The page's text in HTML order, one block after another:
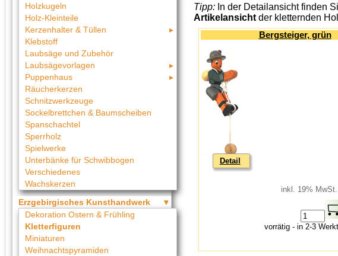
Holzkugeln
Holz-Kleinteile
Kerzenhalter & Tüllen
Klebstoff
Laubsäge und Zubehör
Laubsägevorlagen
Puppenhaus
Räucherkerzen
Schnitzwerkzeuge
Sockelbrettchen & Baumscheiben
Spanschachtel
Sperrholz
Spielwerke
Unterbänke für Schwibbogen
Verschiedenes
Wachskerzen
Erzgebirgisches Kunsthandwerk
Dekoration Ostern & Frühling
Kletterfiguren
Miniaturen
Weihnachtspyramiden
Tipp: In der Detailansicht finden
Artikelansicht der kletternden
Bergsteiger, grün
Detail
inkl. 19%
vorrätig - in 2-3